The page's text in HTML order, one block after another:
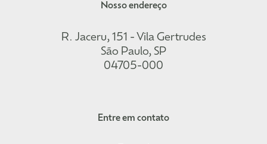
Nosso endereço
R. Jaceru, 151 - Vila Gertrudes
São Paulo, SP
04705-000
Entre em contato